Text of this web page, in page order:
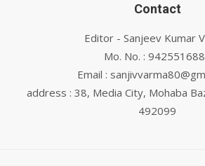
Contact
Editor - Sanjeev Kumar
Mo. No. :
Email :
address : 38, Media City, Mohaba
492099